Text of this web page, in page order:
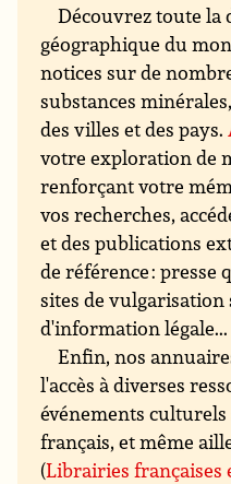
Découvrez toute la
géographique du
notices sur de
substances
des villes et des pays.
votre exploration de
renforçant votre
vos recherches,
et des publications
de référence :
sites de
d'information légale...
Enfin, nos
l'accès à diverses
événements
français, et même
(Librairies françaises